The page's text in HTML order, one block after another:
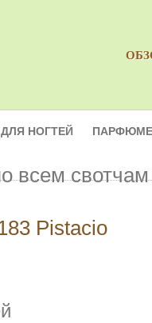
НОГТЕЙ
всем свотчам
Pistacio